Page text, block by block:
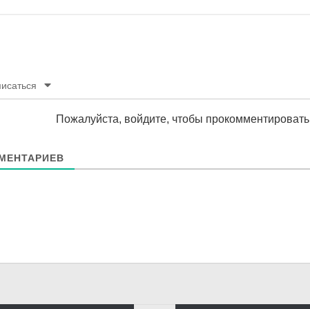
Пожалуйста, войдите, чтобы прокомментировать